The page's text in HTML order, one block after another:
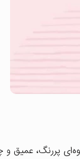
پررنگ، عمیق